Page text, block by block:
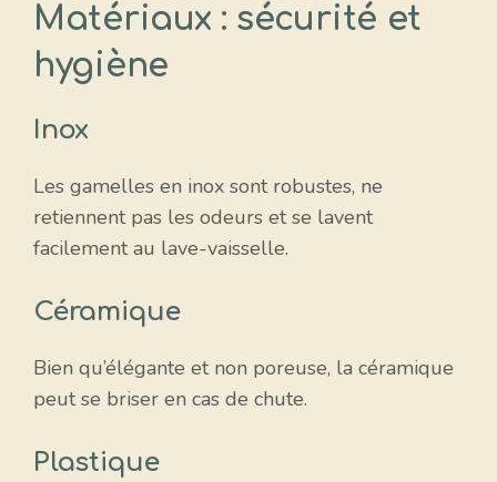
Matériaux : sécurité et
hygiène
Inox
Les gamelles en inox sont robustes, ne
retiennent pas les odeurs et se lavent
facilement au lave-vaisselle.
Céramique
Bien qu’élégante et non poreuse, la céramique
peut se briser en cas de chute.
Plastique